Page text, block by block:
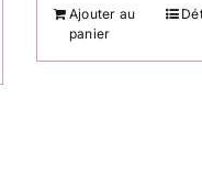
Ajouter au
panier